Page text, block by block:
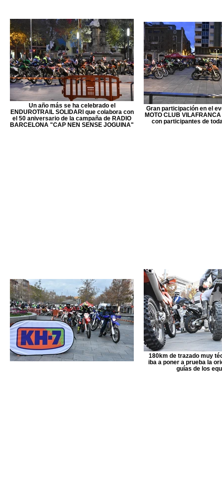
Un año más se ha celebrado el
ENDUROTRAIL SOLIDARI que colabora con
el 50 aniversario de la campaña de RADIO
BARCELONA "CAP NEN SENSE JOGUINA"
Gran participación en el
MOTO CLUB
con participantes de
180km de trazado muy
iba a poner a prueba la
guías de los